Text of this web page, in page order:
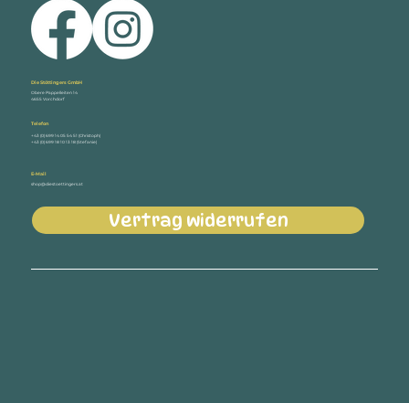
Die Stöttingers GmbH
Obere Pappelleiten 14
4655 Vorchdorf
Telefon
+43 (0) 699 14 05 54 51 (Christoph)
+43 (0) 699 18 10 13 18 (Stefanie)
E-Mail
shop@diestoettingers.at
Vertrag widerrufen